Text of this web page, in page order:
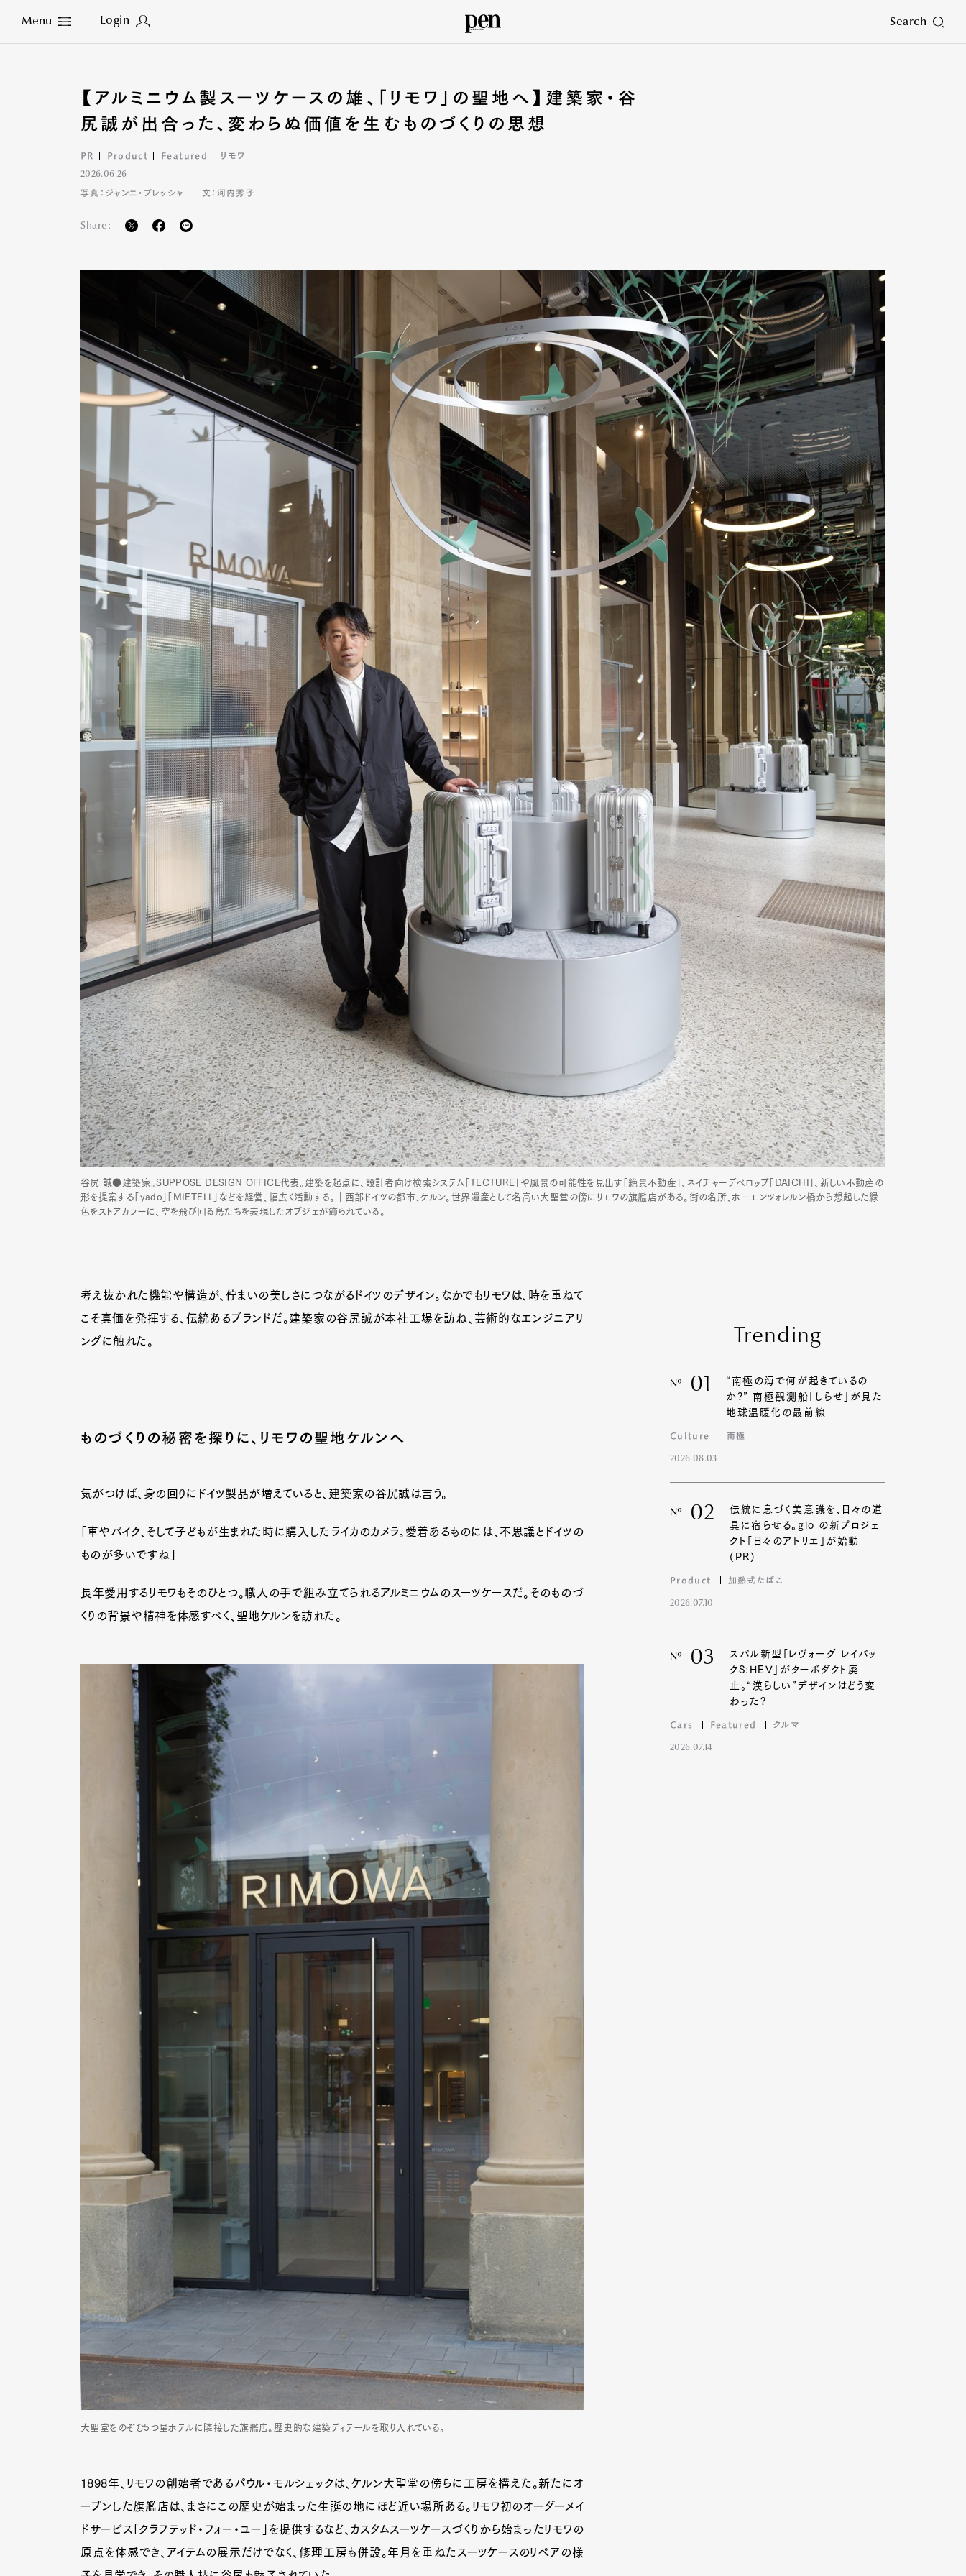
Menu Login Search
Close
Art&Design Watch
Fashion
Lifestyle
Official Columnist
【アルミニウム製スーツケースの雄、「リモワ」の聖地へ】建築家・谷
尻誠が出合った、変わらぬ価値を生むものづくりの思想
PR Product Featured リモワ
2026.06.26
写真：ジャンニ・プレッシャ 文：河内秀子
Share:
谷尻 誠●建築家。SUPPOSE DESIGN OFFICE代表。建築を起点に、設計者向け検索システム「TECTURE」や風景の可能性を見出す「絶景不動産」、ネイチャーデベロップ「DAICHI」、新しい不動産の
形を提案する「yado」「MIETELL」などを経営、幅広く活動する。｜西部ドイツの都市、ケルン。世界遺産として名高い大聖堂の傍にリモワの旗艦店がある。街の名所、ホーエンツォレルン橋から想起した緑
色をストアカラーに、空を飛び回る鳥たちを表現したオブジェが飾られている。
考え抜かれた機能や構造が、佇まいの美しさにつながるドイツのデザイン。なかでもリモワは、時を重ねて
こそ真価を発揮する、伝統あるブランドだ。建築家の谷尻誠が本社工場を訪ね、芸術的なエンジニアリ
ングに触れた。
ものづくりの秘密を探りに、リモワの聖地ケルンへ
気がつけば、身の回りにドイツ製品が増えていると、建築家の谷尻誠は言う。
「車やバイク、そして子どもが生まれた時に購入したライカのカメラ。愛着あるものには、不思議とドイツの
ものが多いですね」
長年愛用するリモワもそのひとつ。職人の手で組み立てられるアルミニウムのスーツケースだ。そのものづ
くりの背景や精神を体感すべく、聖地ケルンを訪れた。
大聖堂をのぞむ5つ星ホテルに隣接した旗艦店。歴史的な建築ディテールを取り入れている。
1898年、リモワの創始者であるパウル・モルシェックは、ケルン大聖堂の傍らに工房を構えた。新たにオ
ープンした旗艦店は、まさにこの歴史が始まった生誕の地にほど近い場所ある。リモワ初のオーダーメイ
ドサービス「クラフテッド・フォー・ユー」を提供するなど、カスタムスーツケースづくりから始まったリモワの
原点を体感でき、アイテムの展示だけでなく、修理工房も併設。年月を重ねたスーツケースのリペアの様
Trending
Nº 01
“南極の海で何が起きているの
か?” 南極観測船「しらせ」が見た
地球温暖化の最前線
Culture 南極
2026.08.03
Nº 02
伝統に息づく美意識を、日々の道
具に宿らせる。glo の新プロジェ
クト「日々のアトリエ」が始動
(PR)
Product 加熱式たばこ
2026.07.10
Nº 03
スバル新型「レヴォーグ レイバッ
クS:HEV」がターボダクト廃
止。“漢らしい”デザインはどう変
わった?
Cars Featured クルマ
2026.07.14